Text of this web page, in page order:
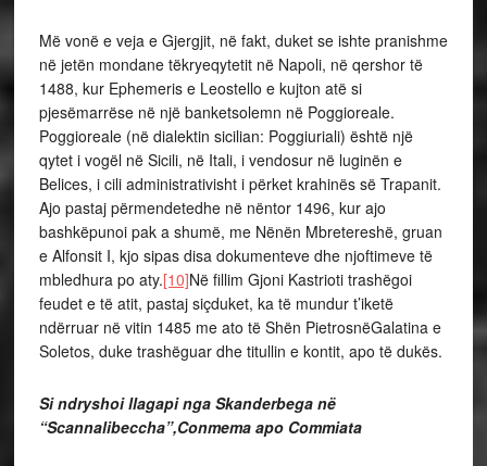
Më vonë e veja e Gjergjit, në fakt, duket se ishte pranishme
në jetën mondane tëkryeqytetit në Napoli, në qershor të
1488, kur Ephemeris e Leostello e kujton atë si
pjesëmarrëse në një banketsolemn në Poggioreale.
Poggioreale (në dialektin sicilian: Poggiuriali) është një
qytet i vogël në Sicili, në Itali, i vendosur në luginën e
Belices, i cili administrativisht i përket krahinës së Trapanit.
Ajo pastaj përmendetedhe në nëntor 1496, kur ajo
bashkëpunoi pak a shumë, me Nënën Mbretereshë, gruan
e Alfonsit I, kjo sipas disa dokumenteve dhe njoftimeve të
mbledhura po aty.[10]Në fillim Gjoni Kastrioti trashëgoi
feudet e të atit, pastaj siçduket, ka të mundur t’iketë
ndërruar në vitin 1485 me ato të Shën PietrosnëGalatina e
Soletos, duke trashëguar dhe titullin e kontit, apo të dukës.
Si ndryshoi llagapi nga Skanderbega në
“Scannalibeccha”,Conmema apo Commiata